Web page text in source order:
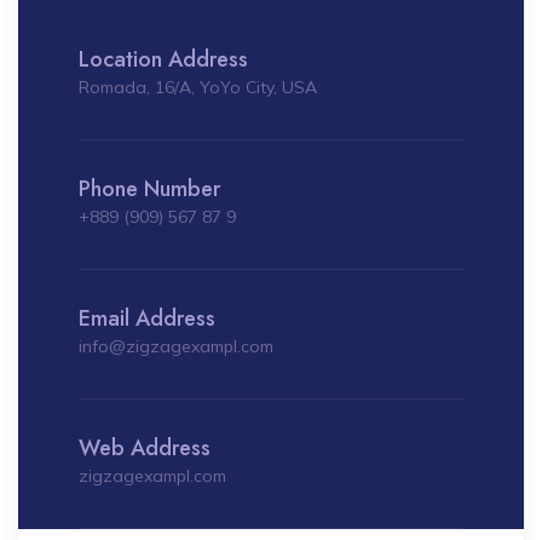
Location Address
Romada, 16/A, YoYo City, USA
Phone Number
+889 (909) 567 87 9
Email Address
info@zigzagexampl.com
Web Address
zigzagexampl.com